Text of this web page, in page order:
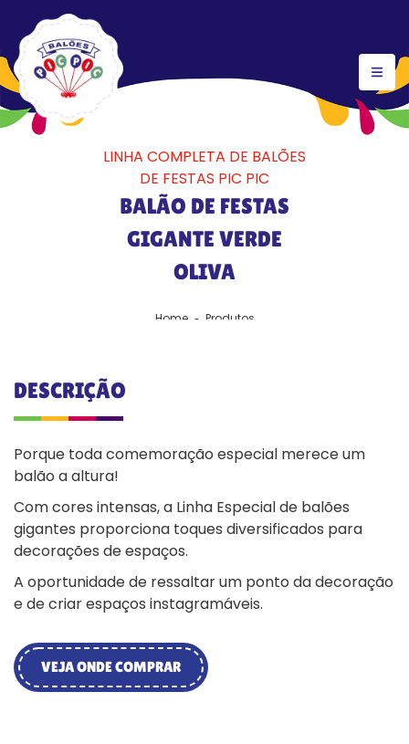
LINHA COMPLETA DE BALÕES
DE FESTAS PIC PIC
BALÃO DE FESTAS
GIGANTE VERDE
OLIVA
Home Produtos
DESCRIÇÃO
Porque toda comemoração especial merece um
balão a altura!
Com cores intensas, a Linha Especial de balões
gigantes proporciona toques diversificados para
decorações de espaços.
A oportunidade de ressaltar um ponto da decoração
e de criar espaços instagramáveis.
VEJA ONDE COMPRAR